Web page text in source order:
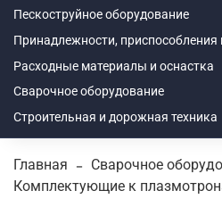
Пескоструйное оборудование
Принадлежности,
Расходные материалы и оснастка
Сварочное оборудование
Строительная и дорожная техника
Главная Сварочное
Комплектующие к